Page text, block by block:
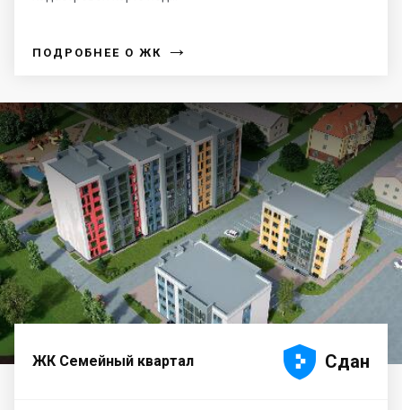
ПОДРОБНЕЕ О ЖК →
ЖК Семейный квартал 



 Сдан